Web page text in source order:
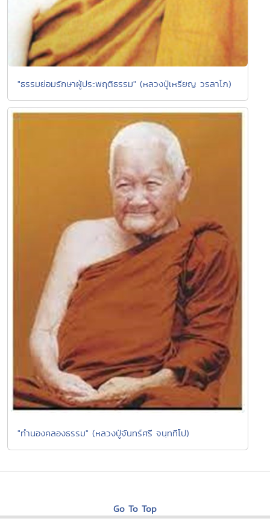
"ธรรมย่อมรักษาผู้ประพฤติธรรม" (หลวงปู่เหรียญ วรลาโภ)
"ทำนองคลองธรรม" (หลวงปู่จันทร์ศรี จนฺททีโป)
Go To Top